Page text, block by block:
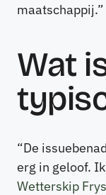
maatschappij.”
Wat
“De
erg in geloof.
Wetterskip